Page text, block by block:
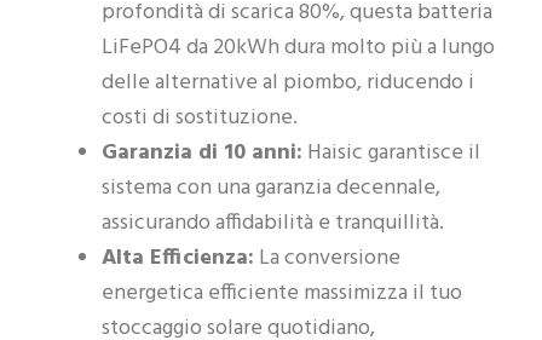
profondità di scarica 80%, questa batteria
LiFePO4 da 20kWh dura molto più a lungo
delle alternative al piombo, riducendo i
costi di sostituzione.
Garanzia di 10 anni: Haisic garantisce il
sistema con una garanzia decennale,
assicurando affidabilità e tranquillità.
Alta Efficienza: La conversione
energetica efficiente massimizza il tuo
stoccaggio solare quotidiano,